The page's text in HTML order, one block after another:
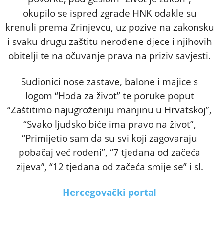
okupilo se ispred zgrade HNK odakle su
krenuli prema Zrinjevcu, uz pozive na zakonsku
i svaku drugu zaštitu nerođene djece i njihovih
obitelji te na očuvanje prava na priziv savjesti.
Sudionici nose zastave, balone i majice s
logom “Hoda za život” te poruke poput
“Zaštitimo najugroženiju manjinu u Hrvatskoj”,
“Svako ljudsko biće ima pravo na život”,
“Primijetio sam da su svi koji zagovaraju
pobačaj već rođeni”, “7 tjedana od začeća
zijeva”, “12 tjedana od začeća smije se” i sl.
Hercegovački portal